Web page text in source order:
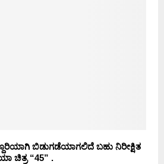
ಬಿಡುಗಡೆಯಾಗಲಿದೆ ಬಹು ನಿರೀಕ್ಷಿತ
ಚಿತ್ರ “45” .